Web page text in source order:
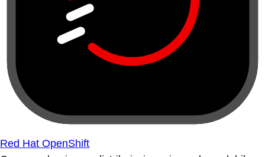
Red Hat OpenShift